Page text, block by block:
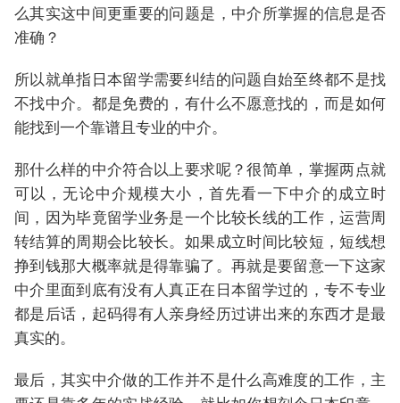
么其实这中间更重要的问题是，中介所掌握的信息是否
准确？
所以就单指日本留学需要纠结的问题自始至终都不是找
不找中介。都是免费的，有什么不愿意找的，而是如何
能找到一个靠谱且专业的中介。
那什么样的中介符合以上要求呢？很简单，掌握两点就
可以，无论中介规模大小，首先看一下中介的成立时
间，因为毕竟留学业务是一个比较长线的工作，运营周
转结算的周期会比较长。如果成立时间比较短，短线想
挣到钱那大概率就是得靠骗了。再就是要留意一下这家
中介里面到底有没有人真正在日本留学过的，专不专业
都是后话，起码得有人亲身经历过讲出来的东西才是最
真实的。
最后，其实中介做的工作并不是什么高难度的工作，主